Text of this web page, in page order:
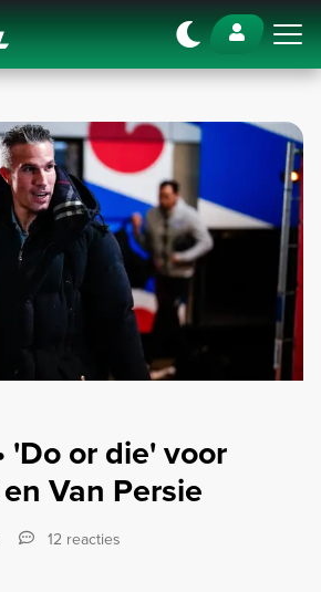
'Do or die' voor
Van Persie
12 reacties